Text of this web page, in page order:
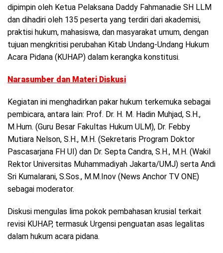
dipimpin oleh Ketua Pelaksana Daddy Fahmanadie SH LLM
dan dihadiri oleh 135 peserta yang terdiri dari akademisi,
praktisi hukum, mahasiswa, dan masyarakat umum, dengan
tujuan mengkritisi perubahan Kitab Undang-Undang Hukum
Acara Pidana (KUHAP) dalam kerangka konstitusi.
Narasumber dan Materi Diskusi
Kegiatan ini menghadirkan pakar hukum terkemuka sebagai
pembicara, antara lain: Prof. Dr. H. M. Hadin Muhjad, S.H.,
M.Hum. (Guru Besar Fakultas Hukum ULM), Dr. Febby
Mutiara Nelson, S.H., M.H. (Sekretaris Program Doktor
Pascasarjana FH UI) dan Dr. Septa Candra, S.H., M.H. (Wakil
Rektor Universitas Muhammadiyah Jakarta/UMJ) serta Andi
Sri Kumalarani, S.Sos., M.M.Inov (News Anchor TV ONE)
sebagai moderator.
Diskusi mengulas lima pokok pembahasan krusial terkait
revisi KUHAP, termasuk Urgensi penguatan asas legalitas
dalam hukum acara pidana.